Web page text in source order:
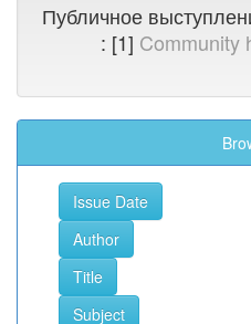
Публичное
: [1] Community